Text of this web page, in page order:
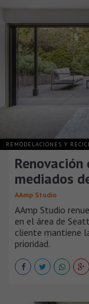
REMODELACIONES Y
mediados
AAmp Studio
AAmp Studio
en el área de
cliente mantiene
prioridad.